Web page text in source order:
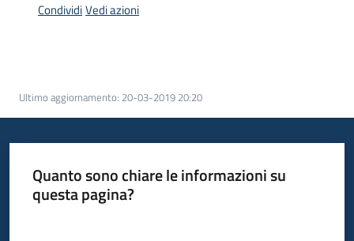
Servizi
le
famiglie
Informazioni
locali
CondividiVedi azioni
Ultimo aggiornamento: 20-03-2019 20:20
Quanto sono chiare le informazioni su
questa pagina?